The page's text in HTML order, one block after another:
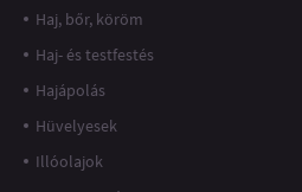
Haj, bőr, köröm
Haj- és testfestés
Hajápolás
Hüvelyesek
Illóolajok